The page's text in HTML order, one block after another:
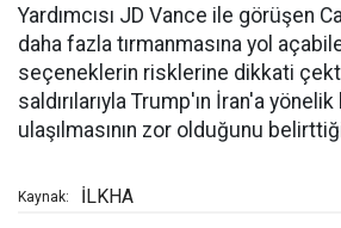
Yardımcısı JD Vance ile görüşen
daha fazla tırmanmasına yol
seçeneklerin risklerine dikkati
saldırılarıyla Trump'ın İran'a
ulaşılmasının zor olduğunu
Kaynak: İLKHA